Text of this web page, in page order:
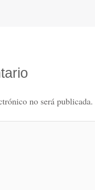
no será publicada.